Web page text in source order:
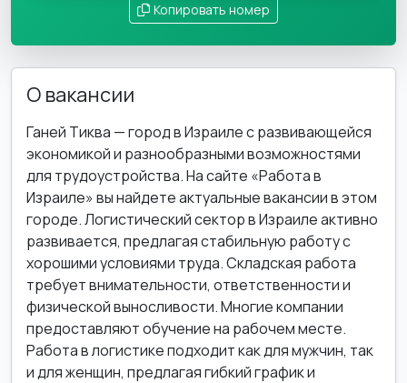
Копировать номер
О вакансии
Ганей Тиква — город в Израиле с развивающейся
экономикой и разнообразными возможностями
для трудоустройства. На сайте «Работа в
Израиле» вы найдете актуальные вакансии в этом
городе. Логистический сектор в Израиле активно
развивается, предлагая стабильную работу с
хорошими условиями труда. Складская работа
требует внимательности, ответственности и
физической выносливости. Многие компании
предоставляют обучение на рабочем месте.
Работа в логистике подходит как для мужчин, так
и для женщин, предлагая гибкий график и